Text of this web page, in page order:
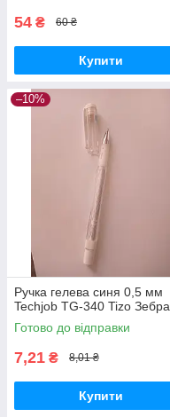
54 ₴ 60 ₴
Купити
–10%
Ручка гелева синя 0,5 мм
Techjob TG-340 Tizo Зебра
Готово до відправки
7,21 ₴ 8,01 ₴
Купити